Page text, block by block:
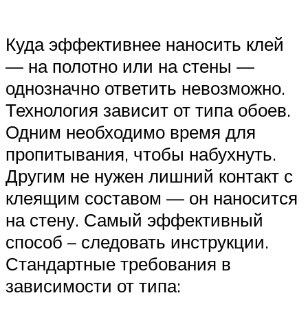
Куда эффективнее наносить клей
— на полотно или на стены —
однозначно ответить невозможно.
Технология зависит от типа обоев.
Одним необходимо время для
пропитывания, чтобы набухнуть.
Другим не нужен лишний контакт с
клеящим составом — он наносится
на стену. Самый эффективный
способ – следовать инструкции.
Стандартные требования в
зависимости от типа: